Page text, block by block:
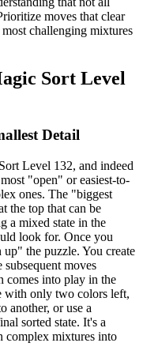
moves that clear
challenging mixtures
Sort Level
Detail
Level 132, and indeed
"open" or easiest-to-
ones. The "biggest
the top that can be
a mixed state in the
look for. Once you
up" the puzzle. You create
moves
comes into play in the
with only two colors left,
another, or use a
sorted state. It's a
complex mixtures into